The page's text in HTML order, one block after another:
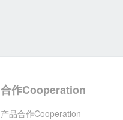
合作Cooperation
产品合作Cooperation